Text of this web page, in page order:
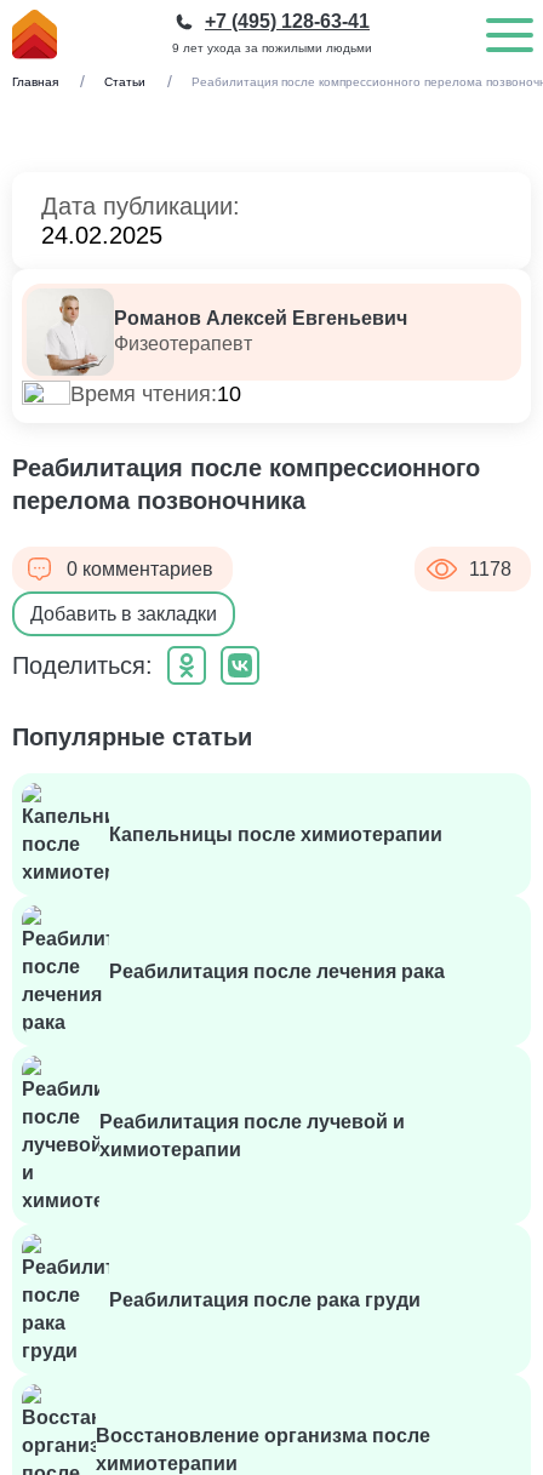
9 лет ухода за пожилыми людьми
+7 (495) 128-63-41
Главная Статьи Реабилитация после компрессионного перелома
Дата публикации:
24.02.2025
Романов Алексей Евгеньевич
Физеотерапевт
Время чтения:10
Реабилитация после компрессионного
перелома позвоночника
0 комментариев
Добавить в закладки
Поделиться:
1178
Популярные статьи
Капельницы после химиотерапии
Реабилитация после лечения рака
Реабилитация после лучевой и
химиотерапии
Реабилитация после рака груди
Восстановление организма после
химиотерапии